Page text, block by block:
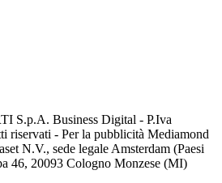
S.p.A. Business Digital - P.Iva
riservati - Per la pubblicità Mediamond
N.V., sede legale Amsterdam (Paesi
46, 20093 Cologno Monzese (MI)